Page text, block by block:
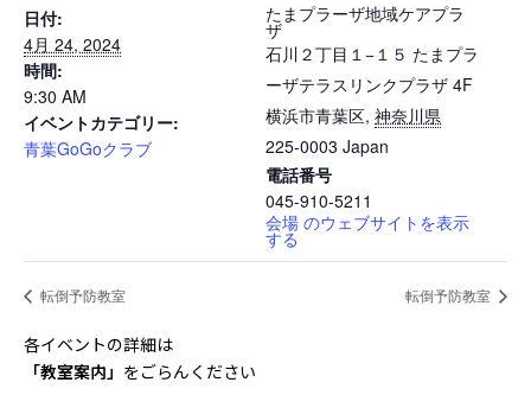
日付:
4月 24, 2024
時間:
9:30 AM
イベントカテゴリー:
青葉GoGoクラブ
たまプラーザ地域ケアプラ
ザ
石川２丁目１−１５ たまプラ
ーザテラスリンクプラザ 4F
横浜市青葉区, 神奈川県
225-0003 Japan
電話番号
045-910-5211
会場 のウェブサイトを表示
する
転倒予防教室 転倒予防教室
各イベントの詳細は
「教室案内」 をごらんください